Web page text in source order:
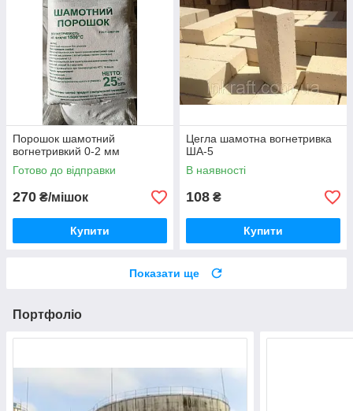
Порошок шамотний
вогнетривкий 0-2 мм
Готово до відправки
270 ₴/мішок
Купити
Цегла шамотна вогнетривка
ША-5
В наявності
108 ₴
Купити
Показати ще
Портфоліо